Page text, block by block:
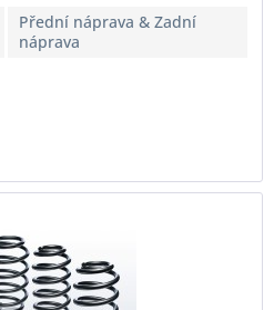
Přední náprava & Zadní
náprava